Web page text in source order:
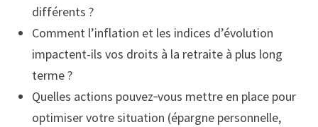
différents ?
Comment l’inflation et les indices d’évolution
impactent-ils vos droits à la retraite à plus long
terme ?
Quelles actions pouvez‑vous mettre en place pour
optimiser votre situation (épargne personnelle,